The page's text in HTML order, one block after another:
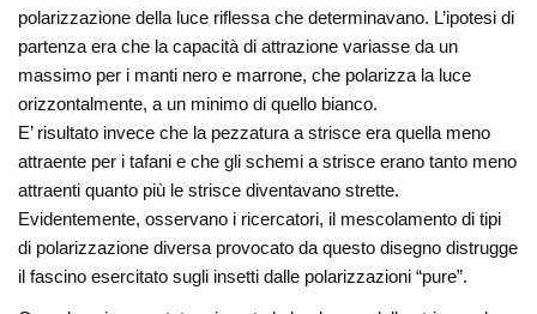
polarizzazione della luce riflessa che determinavano. L’ipotesi di
partenza era che la capacità di attrazione variasse da un
massimo per i manti nero e marrone, che polarizza la luce
orizzontalmente, a un minimo di quello bianco.
E’ risultato invece che la pezzatura a strisce era quella meno
attraente per i tafani e che gli schemi a strisce erano tanto meno
attraenti quanto più le strisce diventavano strette.
Evidentemente, osservano i ricercatori, il mescolamento di tipi
di polarizzazione diversa provocato da questo disegno distrugge
il fascino esercitato sugli insetti dalle polarizzazioni “pure”.